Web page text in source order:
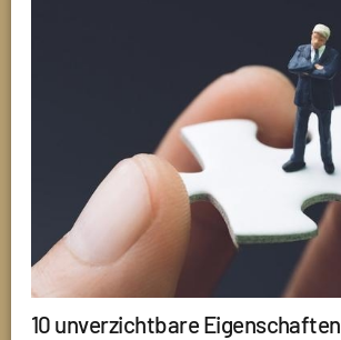
10 unverzichtbare Eigenschaften